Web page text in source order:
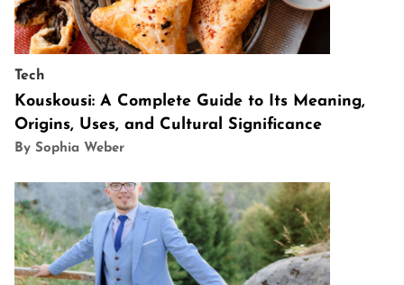
Tech
Kouskousi: A Complete Guide to Its Meaning,
Origins, Uses, and Cultural Significance
By Sophia Weber